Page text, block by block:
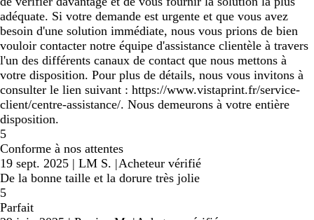
adéquate. Si votre demande est urgente et que vous avez
besoin d'une solution immédiate, nous vous prions de bien
vouloir contacter notre équipe d'assistance clientèle à travers
l'un des différents canaux de contact que nous mettons à
votre disposition. Pour plus de détails, nous vous invitons à
consulter le lien suivant : https://www.vistaprint.fr/service-
client/centre-assistance/. Nous demeurons à votre entière
disposition.
5
Conforme à nos attentes
19 sept. 2025 | LM S. |Acheteur vérifié
De la bonne taille et la dorure très jolie
5
Parfait